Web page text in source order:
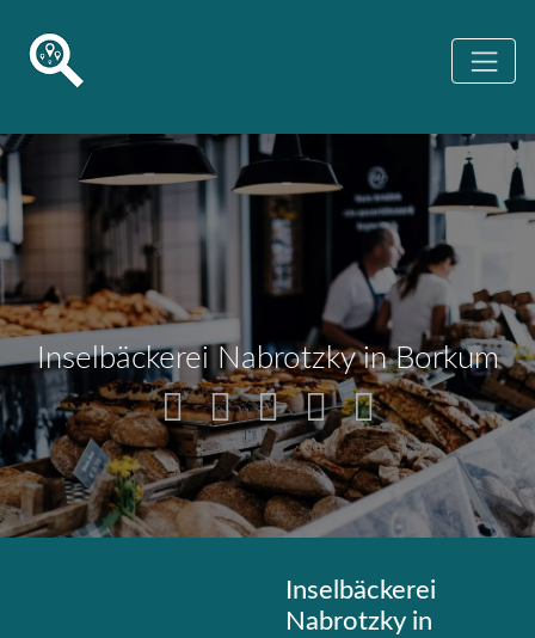
Inselbäckerei Nabrotzky in Borkum
Inselbäckerei
Nabrotzky in